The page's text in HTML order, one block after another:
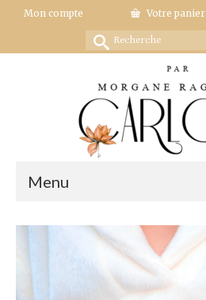
Mon compte Votre panier
Rechercher :
Menu